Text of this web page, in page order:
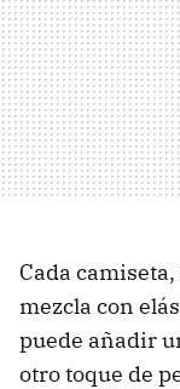
Cada
mezcla con
puede añadir
otro toque de